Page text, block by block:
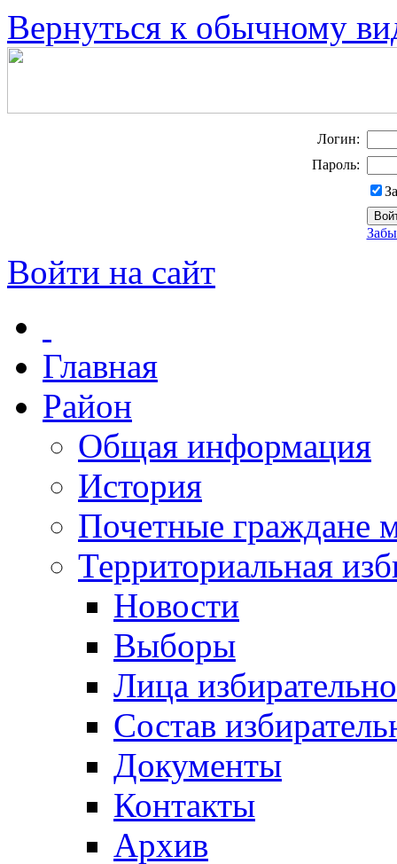
Вернуться к обычному
Логин:
Пароль:
Войти на сайт
Главная
Район
Общая информация
История
Почетные граждане
Территориальная
Новости
Выборы
Лица
Состав
Документы
Контакты
Архив